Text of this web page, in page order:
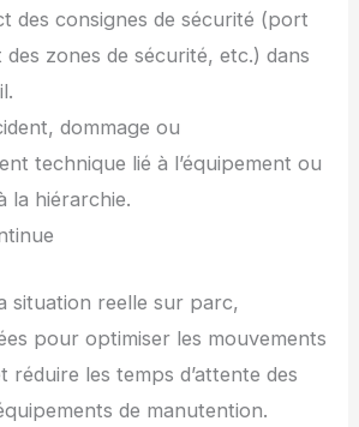
des consignes de sécurité (port
des zones de sécurité, etc.) dans
dommage ou
technique lié à l’équipement ou
la hiérarchie.
situation reelle sur parc,
pour optimiser les mouvements
réduire les temps d’attente des
de manutention.